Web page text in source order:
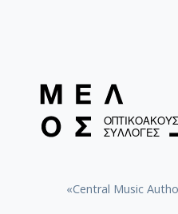
«Central Music